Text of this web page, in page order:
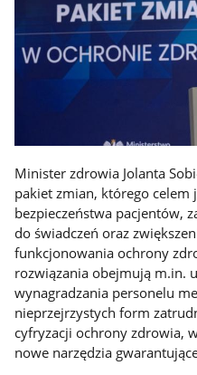
Minister zdrowia Jolanta
pakiet zmian, którego celem
bezpieczeństwa pacjentów,
do świadczeń oraz
funkcjonowania ochrony
rozwiązania obejmują m.in.
wynagradzania personelu
nieprzejrzystych form
cyfryzacji ochrony zdrowia,
nowe narzędzia